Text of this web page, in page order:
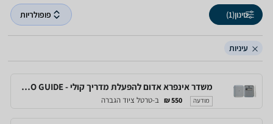
סינון(1) פופולריות
עיניות
משדר אינפרא אדום להפעלת מדריך קולי - AUDIO GUIDE בעת כניסה לחלל
מודעה 550 ₪ ב-טרטל ציוד הגברה